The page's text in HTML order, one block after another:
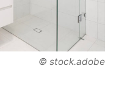
© stock.adobe